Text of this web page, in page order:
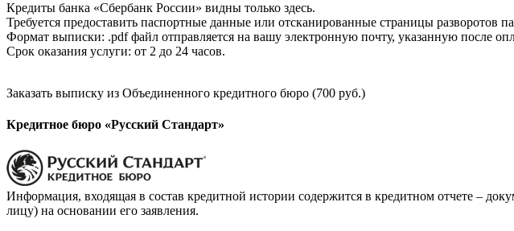
Кредиты банка «Сбербанк России» видны только здесь.
Требуется предоставить паспортные данные или отсканированные страницы разворотов
Формат выписки: .pdf файл отправляется на вашу электронную почту, указанную после
Срок оказания услуги: от 2 до 24 часов.
Заказать выписку из Объединенного кредитного бюро (700 руб.)
Кредитное бюро «Русский Стандарт»
Информация, входящая в состав кредитной истории содержится в кредитном отчете –
лицу) на основании его заявления.